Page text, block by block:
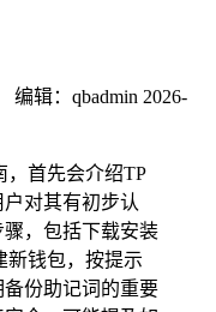
编辑：qbadmin 2026-
，首先会介绍TP
对其有初步认
，包括下载安装
新钱包，按提示
份助记词的重要